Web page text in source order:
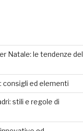
Natale: le tendenze del
consigli ed elementi
stili e regole di